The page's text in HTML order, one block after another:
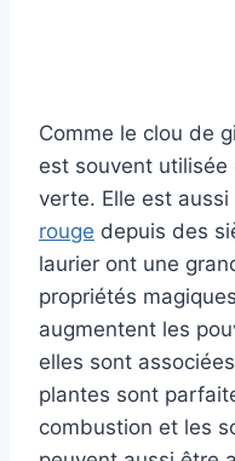
Comme le clou de
est souvent
verte. Elle est
rouge depuis des
laurier ont une
propriétés
augmentent les
elles sont
plantes sont
combustion et les